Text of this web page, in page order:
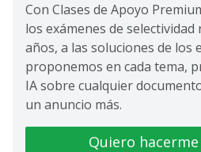
Con Clases de Apoyo
los exámenes de
años, a las soluciones de los
proponemos en cada tema,
IA sobre cualquier
un anuncio más.
Quiero